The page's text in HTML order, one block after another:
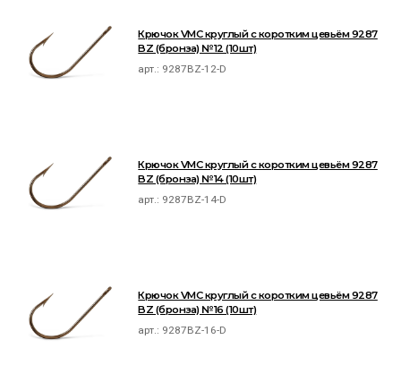
Крючок VMC круглый с коротким цевьём 9287
BZ (бронза) №12 (10шт)
арт.: 9287BZ-12-D
Крючок VMC круглый с коротким цевьём 9287
BZ (бронза) №14 (10шт)
арт.: 9287BZ-14-D
Крючок VMC круглый с коротким цевьём 9287
BZ (бронза) №16 (10шт)
арт.: 9287BZ-16-D